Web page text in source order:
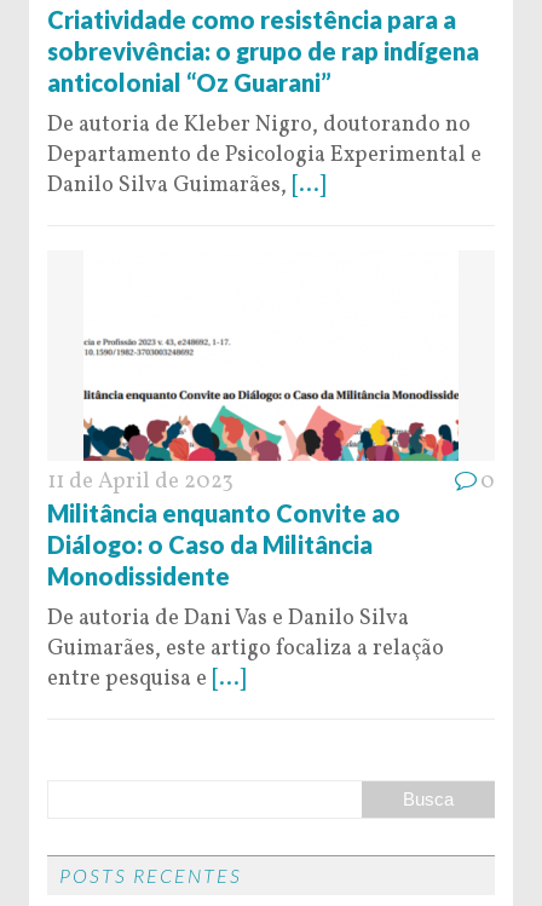
Criatividade como resistência para a
sobrevivência: o grupo de rap indígena
anticolonial “Oz Guarani”
De autoria de Kleber Nigro, doutorando no
Departamento de Psicologia Experimental e
Danilo Silva Guimarães, [...]
11 de April de 2023 0
Militância enquanto Convite ao
Diálogo: o Caso da Militância
Monodissidente
De autoria de Dani Vas e Danilo Silva
Guimarães, este artigo focaliza a relação
entre pesquisa e [...]
POSTS RECENTES